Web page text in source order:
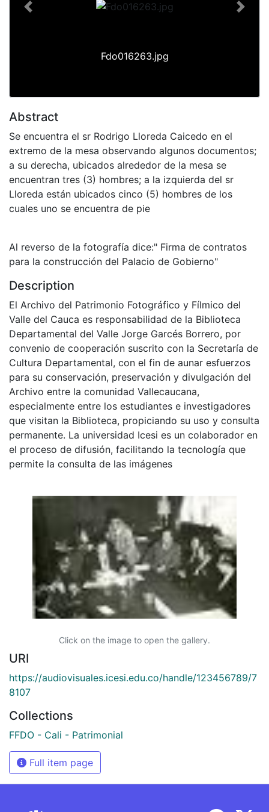
Fdo016263.jpg
Previous Next
Abstract
Se encuentra el sr Rodrigo Lloreda Caicedo en el
extremo de la mesa observando algunos documentos;
a su derecha, ubicados alrededor de la mesa se
encuentran tres (3) hombres; a la izquierda del sr
Lloreda están ubicados cinco (5) hombres de los
cuales uno se encuentra de pie
Al reverso de la fotografía dice:" Firma de contratos
para la construcción del Palacio de Gobierno"
Description
El Archivo del Patrimonio Fotográfico y Fílmico del
Valle del Cauca es responsabilidad de la Biblioteca
Departamental del Valle Jorge Garcés Borrero, por
convenio de cooperación suscrito con la Secretaría de
Cultura Departamental, con el fin de aunar esfuerzos
para su conservación, preservación y divulgación del
Archivo entre la comunidad Vallecaucana,
especialmente entre los estudiantes e investigadores
que visitan la Biblioteca, propiciando su uso y consulta
permanente. La universidad Icesi es un colaborador en
el proceso de difusión, facilitando la tecnología que
permite la consulta de las imágenes
Click on the image to open the gallery.
URI
https://audiovisuales.icesi.edu.co/handle/123456789/7
8107
Collections
FFDO - Cali - Patrimonial
Full item page